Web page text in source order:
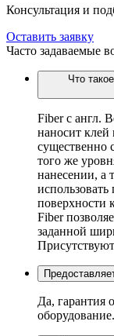
Консультация и
Оставить заявку
Часто задаваемые
Что
Fiber c англ.
наносит клей
существенно
того же
нанесении, а
поверхности
Fiber
заданной
Да, гарантия
оборудование.